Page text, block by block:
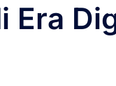
Era